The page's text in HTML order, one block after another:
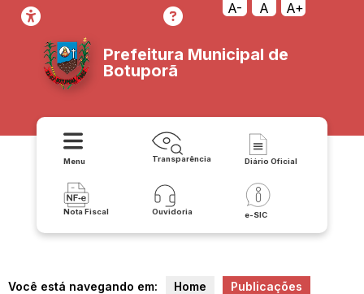
A- A A+
Prefeitura Municipal de
Botuporã
Menu Transparência Diário Oficial
Nota Fiscal Ouvidoria e-SIC
Você está navegando em: Home Publicações